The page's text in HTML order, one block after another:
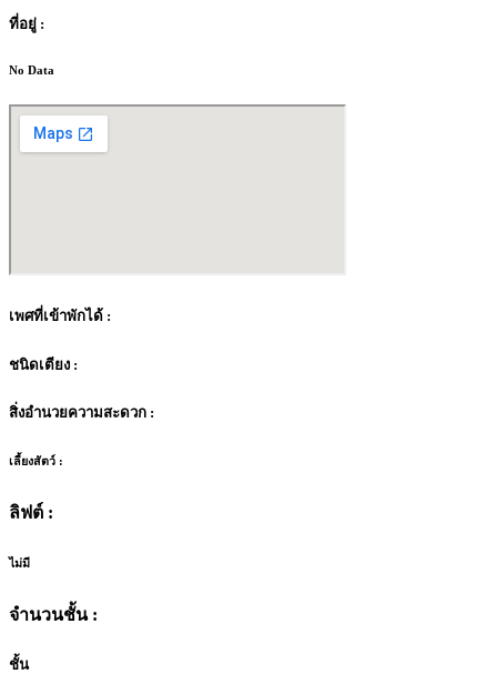
ที่อยู่ :
No Data
เพศที่เข้าพักได้ :
ชนิดเตียง :
สิ่งอำนวยความสะดวก :
เลี้ยงสัตว์ :
ลิฟต์ :
ไม่มี
จำนวนชั้น :
ชั้น